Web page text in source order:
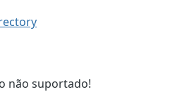
não suportado!